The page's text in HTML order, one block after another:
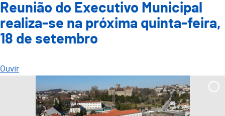
Reunião do Executivo Municipal
realiza-se na próxima quinta-feira,
18 de setembro
Ouvir